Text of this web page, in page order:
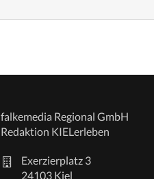
falkemedia Regional GmbH
Redaktion KIELerleben
Exerzierplatz 3
24103 Kiel